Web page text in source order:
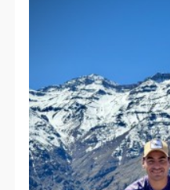
01/04/17
Ricardo
30/10/16 Bruce Swain
27/10/16 Roger Blairs
02/09/16 Gonzalo